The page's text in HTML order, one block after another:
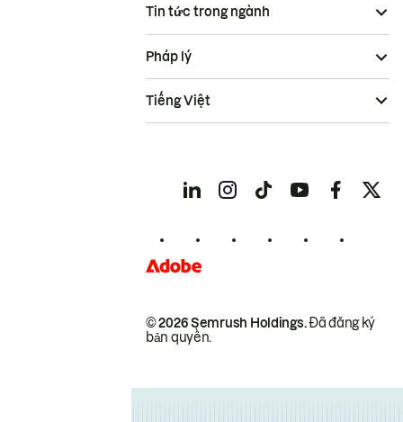
Tin tức trong ngành
© 2026 Semrush Holdings.Đã đăng ký
bản quyền.
Pháp lý
Tiếng Việt